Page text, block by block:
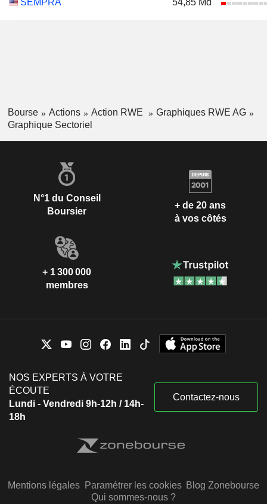
SEMPRA
54,85 Md
Bourse Actions Action RWE
Graphiques RWE AG
Graphique Sectoriel
N°1 du Conseil
Boursier
+ de 20 ans
à vos côtés
+ 1 300 000
membres
NOS EXPERTS À VOTRE
ÉCOUTE
Lundi - Vendredi 9h-12h / 14h-
18h
Contactez-nous
Mentions légales Paramétrer les cookies Blog Zonebourse
Qui sommes-nous ?